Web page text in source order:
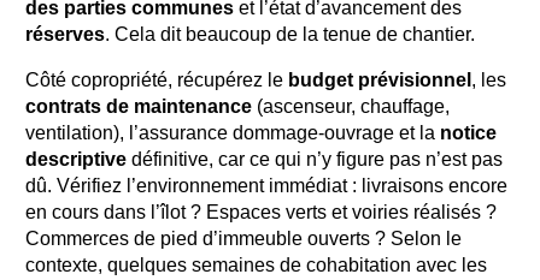
des parties communes et l’état d’avancement des
réserves. Cela dit beaucoup de la tenue de chantier.
Côté copropriété, récupérez le budget prévisionnel , les
contrats de maintenance (ascenseur, chauffage,
ventilation), l’assurance dommage-ouvrage et la notice
descriptive définitive, car ce qui n’y figure pas n’est pas
dû. Vérifiez l’environnement immédiat : livraisons encore
en cours dans l’îlot ? Espaces verts et voiries réalisés ?
Commerces de pied d’immeuble ouverts ? Selon le
contexte, quelques semaines de cohabitation avec les